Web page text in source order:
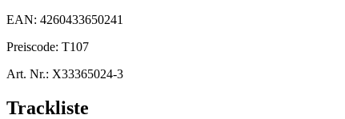
EAN: 4260433650241
Preiscode: T107
Art. Nr.: X33365024-3
Trackliste